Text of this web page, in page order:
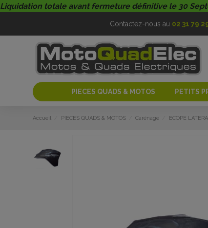
Liquidation totale avant fermeture définitive le 30
Contactez-nous au 02 31 79
PIECES QUADS & MOTOS PETITS
Accueil PIECES QUADS & MOTOS Carénage ECOPE